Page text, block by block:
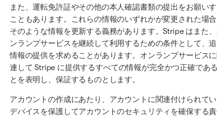
また、運転免許証やその他の本人確認書類の提出をお願い
こともあります。これらの情報のいずれかが変更された場
そのような情報を更新する義務があります。Stripe はまた
ンランプサービスを継続して利用するための条件として、
情報の提供を求めることがあります。オンランプサービス
連して Stripe に提供するすべての情報が完全かつ正確であ
とを表明し、保証するものとします。
アカウントの作成にあたり、アカウントに関連付けられて
デバイスを保護してアカウントのセキュリティを確保する